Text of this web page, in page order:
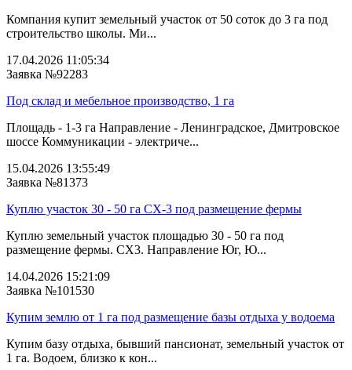
Компания купит земельный участок от 50 соток до 3 га под
строительство школы. Ми...
17.04.2026 11:05:34
Заявка №92283
Под склад и мебельное производство, 1 га
Площадь - 1-3 га Направление - Ленинградское, Дмитровское
шоссе Коммуникации - электриче...
15.04.2026 13:55:49
Заявка №81373
Куплю участок 30 - 50 га СХ-3 под размещение фермы
Куплю земельный участок площадью 30 - 50 га под
размещение фермы. СХ3. Направление Юг, Ю...
14.04.2026 15:21:09
Заявка №101530
Купим землю от 1 га под размещение базы отдыха у водоема
Купим базу отдыха, бывший пансионат, земельный участок от
1 га. Водоем, близко к кон...